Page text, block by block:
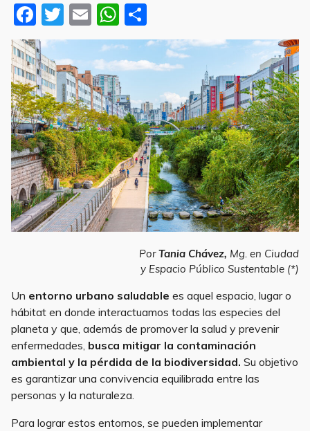
F
a
c
e
b
o
o
k
T
w
it
te
r
E
m
ai
l
W
h
at
s
A
p
p
h
ar
PorTania Chávez, Mg. en Ciudad
y Espacio Público Sustentable (*)
Un entorno urbano saludable es aquel espacio, lugar o
hábitat en donde interactuamos todas las especies del
planeta y que, además de promover la salud y prevenir
enfermedades, busca mitigar la contaminación
ambiental y la pérdida de la biodiversidad. Su objetivo
es garantizar una convivencia equilibrada entre las
personas y la naturaleza.
Para lograr estos entornos, se pueden implementar